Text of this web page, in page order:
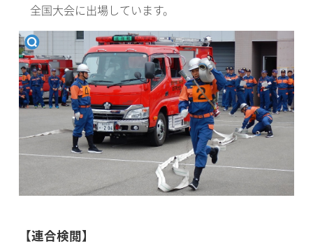
全国大会に出場しています。
【連合検閲】